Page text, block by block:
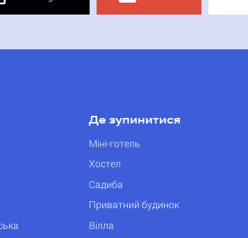
Де зупинитися
Міні-готель
Хостел
Садиба
Приватний будинок
Вілла